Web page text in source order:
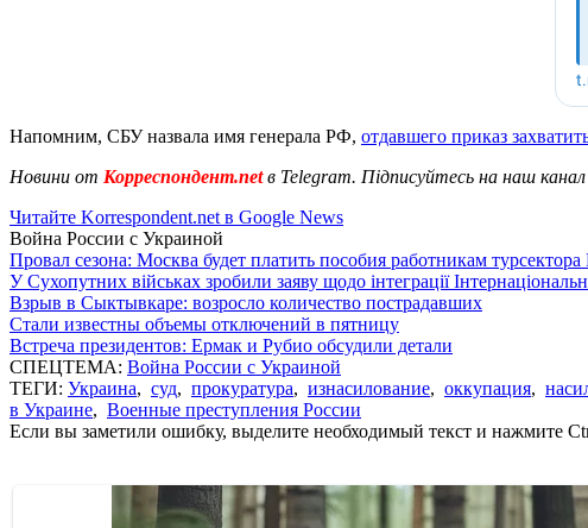
Напомним, СБУ назвала имя генерала РФ, отдавшего приказ
Новини от Корреспондент.netв Telegram. Підписуйтесь на наш канал
Читайте Korrespondent.net в Google News
Война России с Украиной
Провал сезона: Москва будет платить пособия работникам
У Сухопутних військах зробили заяву щодо інтеграції
Взрыв в Сыктывкаре: возросло количество пострадавших
Стали известны объемы отключений в пятницу
Встреча президентов: Ермак и Рубио обсудили детали
СПЕЦТЕМА: Война России с Украиной
ТЕГИ: Украина, суд, прокуратура, изнасилование, оккупация,
в Украине, Военные преступления России
Если вы заметили ошибку, выделите необходимый текст и нажмите